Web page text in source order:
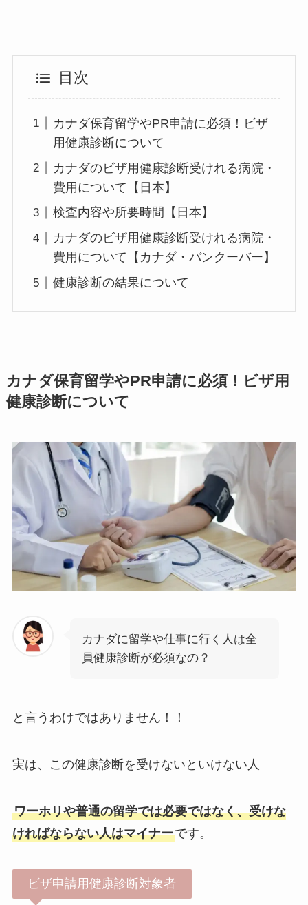
目次
カナダ保育留学やPR申請に必須！ビザ
用健康診断について
カナダのビザ用健康診断受けれる病院・
費用について【日本】
検査内容や所要時間【日本】
カナダのビザ用健康診断受けれる病院・
費用について【カナダ・バンクーバー】
健康診断の結果について
カナダ保育留学やPR申請に必須！ビザ用
健康診断について
カナダに留学や仕事に行く人は全
員健康診断が必須なの？
と言うわけではありません！！
実は、この健康診断を受けないといけない人
ワーホリや普通の留学では必要ではなく、受けな
ければならない人はマイナーです。
ビザ申請用健康診断対象者